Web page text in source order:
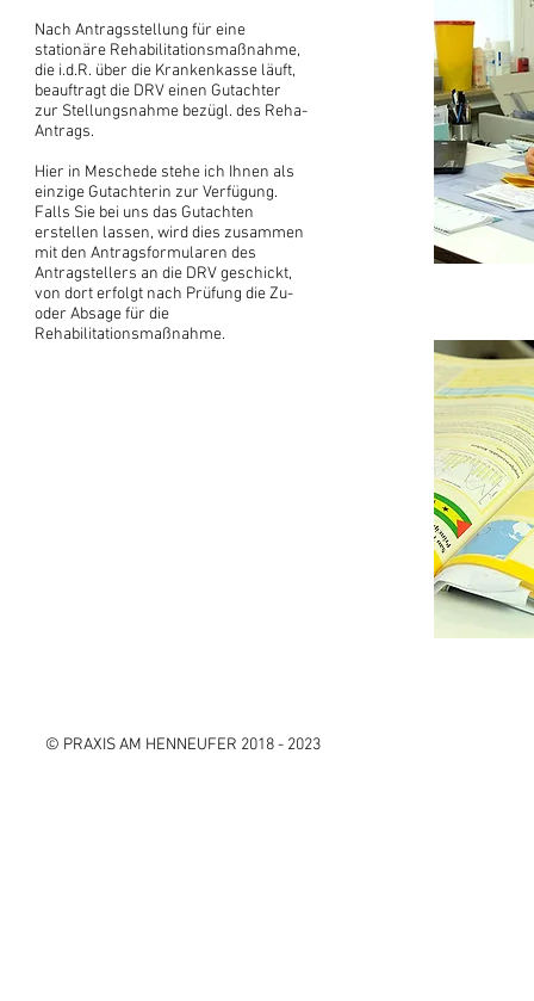
Nach Antragsstellung für eine
stationäre Rehabilitationsmaßnahme,
die i.d.R. über die Krankenkasse läuft,
beauftragt die DRV einen Gutachter
zur Stellungsnahme bezügl. des Reha-
Antrags.
Hier in Meschede stehe ich Ihnen als
einzige Gutachterin zur Verfügung.
Falls Sie bei uns das Gutachten
erstellen lassen, wird dies zusammen
mit den Antragsformularen des
Antragstellers an die DRV geschickt,
von dort erfolgt nach Prüfung die Zu-
oder Absage für die
Rehabilitationsmaßnahme.
© PRAXIS AM HENNEUFER 2018 - 2023